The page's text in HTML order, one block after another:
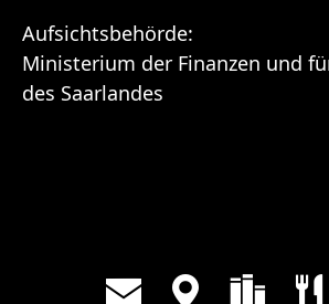
Aufsichtsbehörde:
Ministerium der Finanzen und
des Saarlandes